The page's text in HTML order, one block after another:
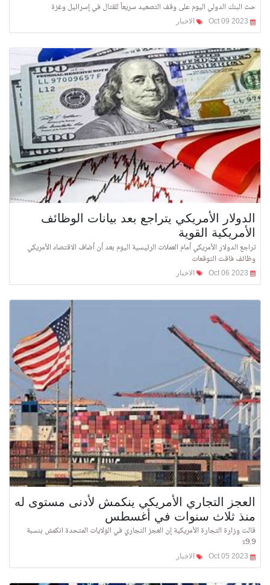
حث البنك الدولي اليوم على وقف التصعيد سريعاً للقتال في إسرائيل وغزة
الاخبار
الدولار الأمريكي يتراجع بعد بيانات الوظائف
الأمريكية القوية
تراجع الدولار الأمريكي أمام العملات الرئيسية اليوم بعد أن أضاف الاقتصاد الأمريكي
وظائف فاقت التوقعات
الاخبار
العجز التجاري الأمريكي ينكمش لأدنى مستوى له
منذ ثلاث سنوات في أغسطس
قالت وزارة التجارة الأمريكية إن العجز التجاري في الولايات المتحدة انكمش بنسبة
9.9٪
الاخبار